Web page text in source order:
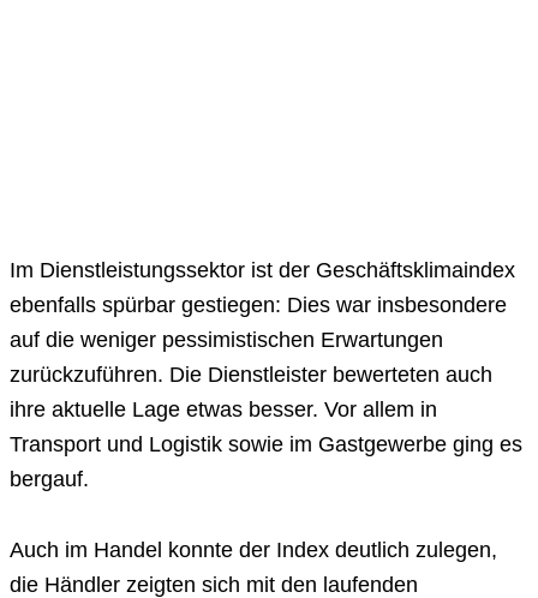
Im Dienstleistungssektor ist der Geschäftsklimaindex
ebenfalls spürbar gestiegen: Dies war insbesondere
auf die weniger pessimistischen Erwartungen
zurückzuführen. Die Dienstleister bewerteten auch
ihre aktuelle Lage etwas besser. Vor allem in
Transport und Logistik sowie im Gastgewerbe ging es
bergauf.
Auch im Handel konnte der Index deutlich zulegen,
die Händler zeigten sich mit den laufenden